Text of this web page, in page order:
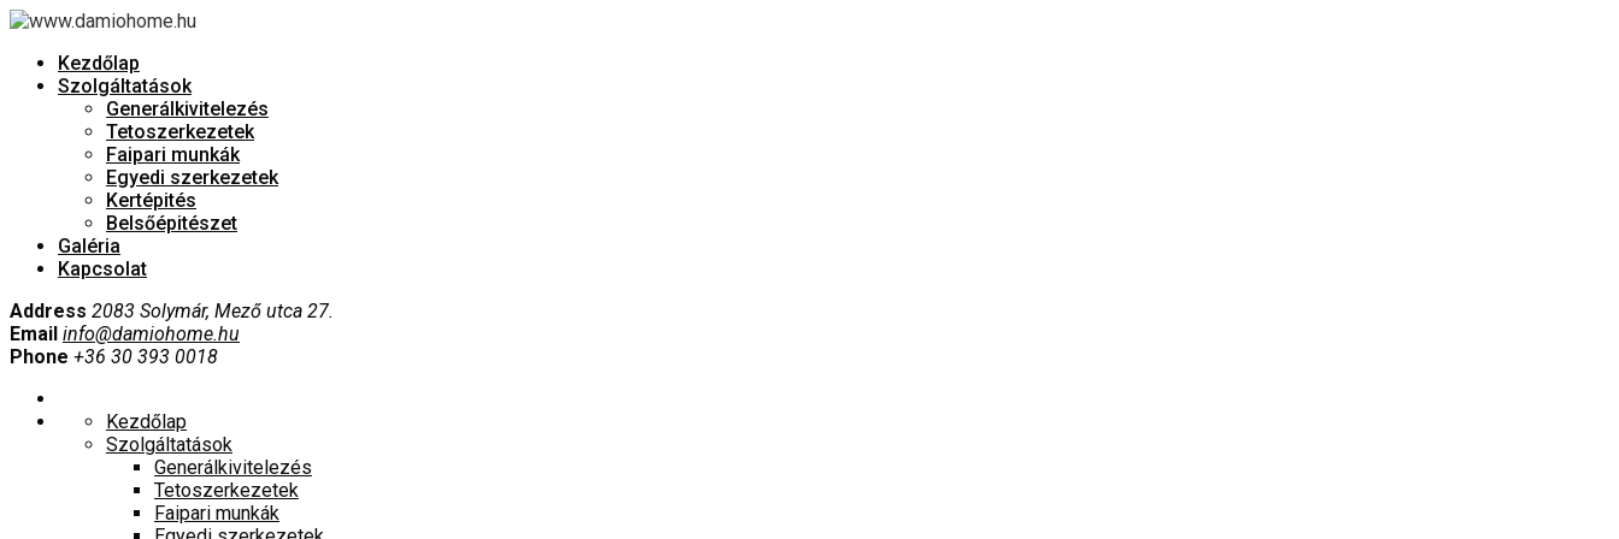
Kezdőlap
Szolgáltatások
Generálkivitelezés
Tetoszerkezetek
Faipari munkák
Egyedi szerkezetek
Kertépités
Belsőépitészet
Galéria
Kapcsolat
Address 2083 Solymár, Mező utca 27.
Email info@damiohome.hu
Phone +36 30 393 0018
Kezdőlap
Szolgáltatások
Generálkivitelezés
Tetoszerkezetek
Faipari munkák